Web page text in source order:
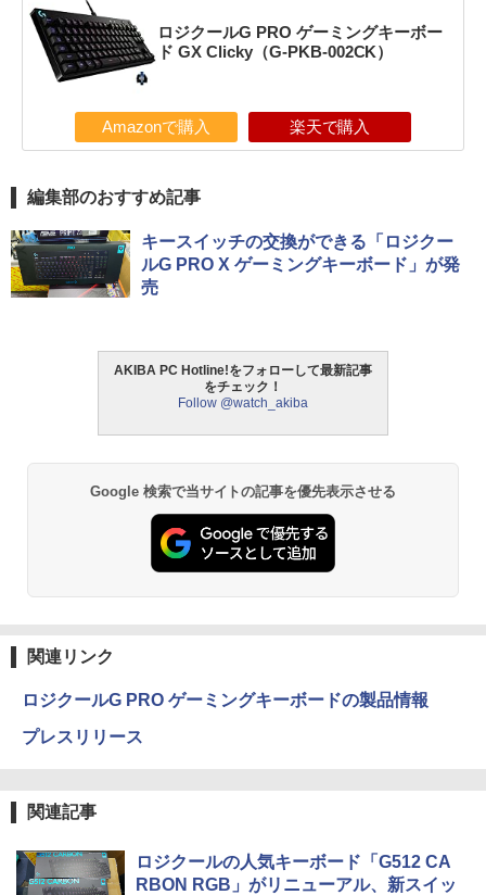
ロジクールG PRO ゲーミングキーボー
ド GX Clicky（G-PKB-002CK）
Amazonで購入 楽天で購入
編集部のおすすめ記事
キースイッチの交換ができる「ロジクー
ルG PRO X ゲーミングキーボード」が発
売
AKIBA PC Hotline!をフォローして最新記事
をチェック！
Follow @watch_akiba
Google 検索で当サイトの記事を優先表示させる
関連リンク
ロジクールG PRO ゲーミングキーボードの製品情報
プレスリリース
関連記事
ロジクールの人気キーボード「G512 CA
RBON RGB」がリニューアル、新スイッ